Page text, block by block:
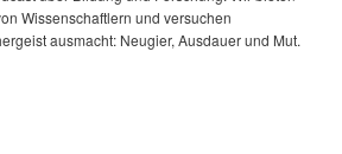
Wissenschaftlern und versuchen
ausmacht: Neugier, Ausdauer und Mut.